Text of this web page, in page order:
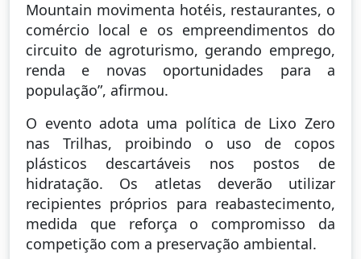
Mountain movimenta hotéis, restaurantes, o
comércio local e os empreendimentos do
circuito de agroturismo, gerando emprego,
renda e novas oportunidades para a
população”, afirmou.
O evento adota uma política de Lixo Zero
nas Trilhas, proibindo o uso de copos
plásticos descartáveis nos postos de
hidratação. Os atletas deverão utilizar
recipientes próprios para reabastecimento,
medida que reforça o compromisso da
competição com a preservação ambiental.